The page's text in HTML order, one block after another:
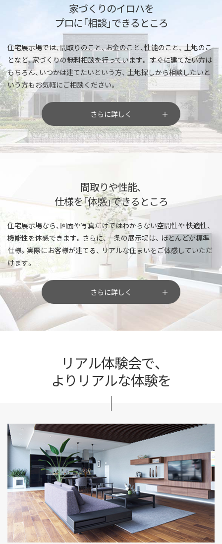
家づくりのイロハを
プロに「相談」できるところ
住宅展示場では、間取りのこと、お金のこと、性能のこと、土地のこ
となど、家づくりの無料相談を行っています。 すぐに建てたい方は
もちろん、いつかは建てたいという方、 土地探しから相談したいと
いう方もお気軽にご相談ください。
さらに詳しく
間取りや性能、
仕様を「体感」できるところ
住宅展示場なら、図面や写真だけではわからない空間性や 快適性、
機能性を体感できます。さらに、一条の展示場は、 ほとんどが標準
仕様。実際にお客様が建てる、 リアルな住まいをご体感していただ
けます。
さらに詳しく
リアル体験会で、
よりリアルな体験を